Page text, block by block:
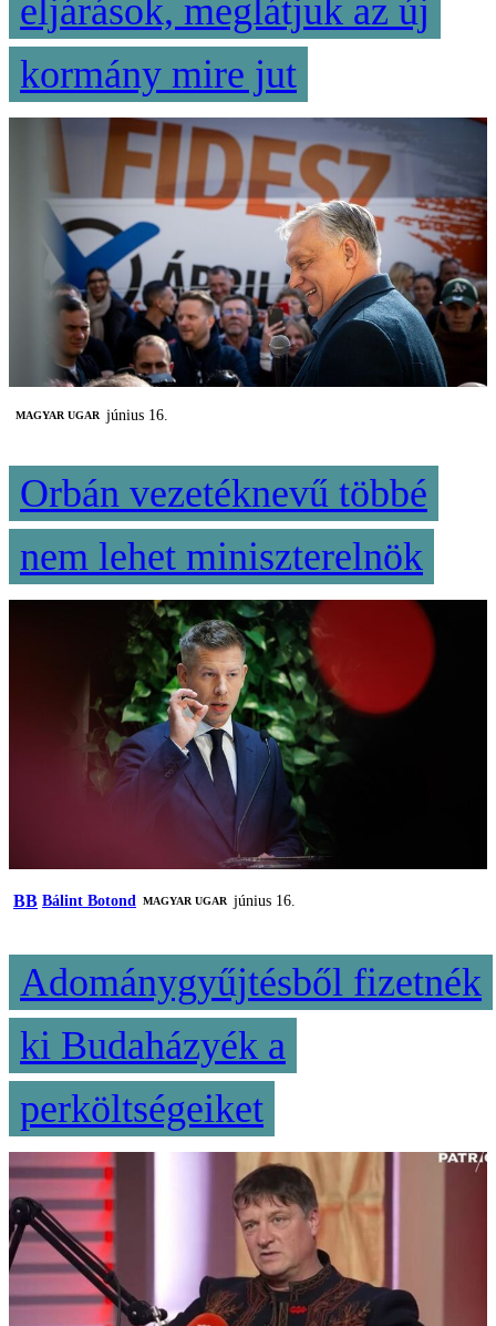
eljárások, meglátjuk az új
kormány mire jut
MAGYAR UGAR június 16.
Orbán vezetéknevű többé
nem lehet miniszterelnök
BB Bálint Botond MAGYAR UGAR június 16.
Adománygyűjtésből fizetnék
ki Budaházyék a
perköltségeiket